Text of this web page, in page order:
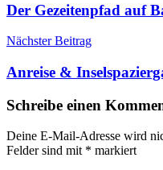
Der Gezeitenpfad auf
Nächster Beitrag
Anreise &
Schreibe einen
Deine E-Mail-Adresse wird
Felder sind mit * markiert